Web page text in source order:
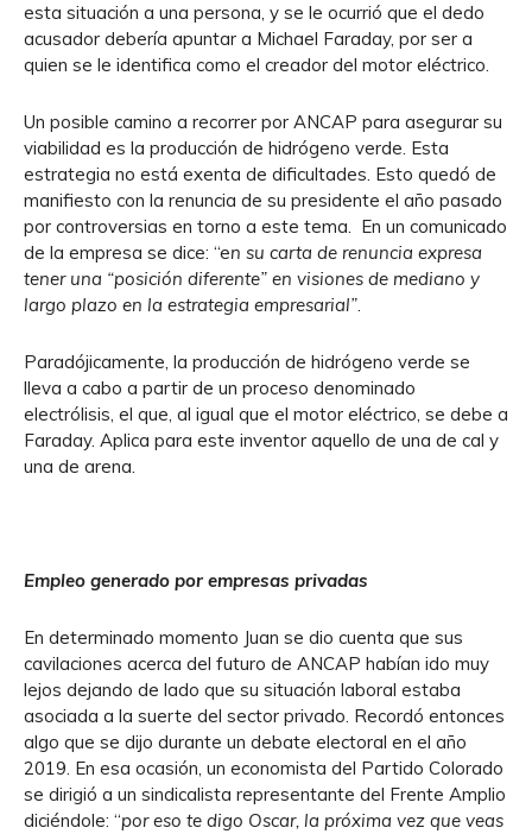
esta situación a una persona, y se le ocurrió que el dedo
acusador debería apuntar a Michael Faraday, por ser a
quien se le identifica como el creador del motor eléctrico.
Un posible camino a recorrer por ANCAP para asegurar su
viabilidad es la producción de hidrógeno verde. Esta
estrategia no está exenta de dificultades. Esto quedó de
manifiesto con la renuncia de su presidente el año pasado
por controversias en torno a este tema. En un comunicado
de la empresa se dice: “en su carta de renuncia expresa
tener una “posición diferente” en visiones de mediano y
largo plazo en la estrategia empresarial”.
Paradójicamente, la producción de hidrógeno verde se
lleva a cabo a partir de un proceso denominado
electrólisis, el que, al igual que el motor eléctrico, se debe a
Faraday. Aplica para este inventor aquello de una de cal y
una de arena.
Empleo generado por empresas privadas
En determinado momento Juan se dio cuenta que sus
cavilaciones acerca del futuro de ANCAP habían ido muy
lejos dejando de lado que su situación laboral estaba
asociada a la suerte del sector privado. Recordó entonces
algo que se dijo durante un debate electoral en el año
2019. En esa ocasión, un economista del Partido Colorado
se dirigió a un sindicalista representante del Frente Amplio
diciéndole: “por eso te digo Oscar, la próxima vez que veas